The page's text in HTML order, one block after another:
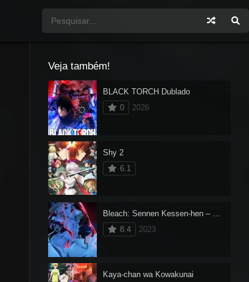
Veja também!
BLACK TORCH Dublado
0
2026
Shy 2
6.1
Bleach: Sennen Kessen-hen – Ketsubetsu-tan
8.4
2023
Kaya-chan wa Kowakunai